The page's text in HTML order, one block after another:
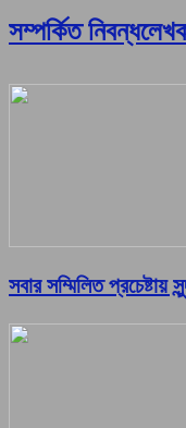
সম্পর্কিত নিবন্ধ
সবার সম্মিলিত প্রচেষ্টায়